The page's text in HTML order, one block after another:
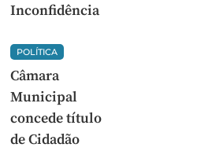
Inconfidência
POLÍTICA
Câmara
Municipal
concede título
de Cidadão